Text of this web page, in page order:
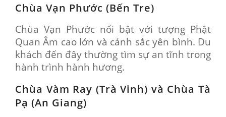
Chùa Vạn Phước (Bến Tre)
Chùa Vạn Phước nổi bật với tượng Phật
Quan Âm cao lớn và cảnh sắc yên bình. Du
khách đến đây thường tìm sự an tĩnh trong
hành trình hành hương.
Chùa Vàm Ray (Trà Vinh) và Chùa Tà
Pạ (An Giang)